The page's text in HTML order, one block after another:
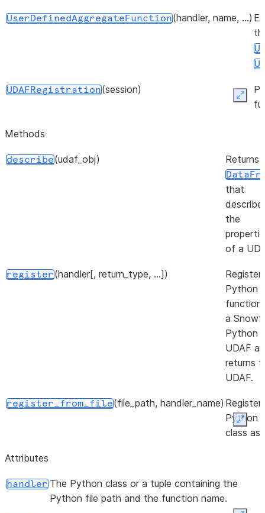
UserDefinedAggregateFunction(handler, name, ...)
UDAFRegistration(session)
Methods
describe(udaf_obj) Returns
that
the
of a
register(handler[, return_type, ...])
Python
function
a
Python
UDAF
returns
UDAF.
register_from_file(file_path, handler_name)
Python
class as
UDAF
zip file,
Attributes
handler The Python class or a tuple containing the
Python file path and the function name.